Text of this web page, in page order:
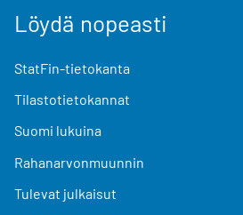
Löydä nopeasti
StatFin-tietokanta
Tilastotietokannat
Suomi lukuina
Rahanarvonmuunnin
Tulevat julkaisut